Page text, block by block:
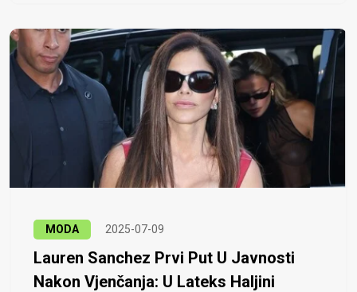
MODA 2025-07-09
Lauren Sanchez Prvi Put U Javnosti
Nakon Vjenčanja: U Lateks Haljini